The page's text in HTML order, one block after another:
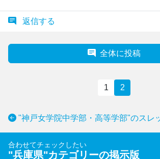
返信する
全体に投稿
1 2
"神戸女学院中学部・高等学部"のスレ
合わせてチェックしたい
"兵庫県"カテゴリーの掲示版